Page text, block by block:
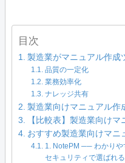
目次
製造業がマニュアル作成
品質の一定化
業務効率化
ナレッジ共有
製造業向けマニュアル作
【比較表】製造業向け
おすすめ製造業向けマニ
1. NotePM ── わかりや
セキュリティで選ばれ